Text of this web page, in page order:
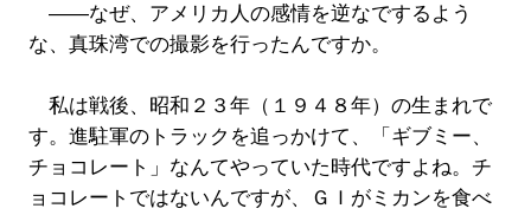
――なぜ、アメリカ人の感情を逆なでするよう
な、真珠湾での撮影を行ったんですか。
私は戦後、昭和２３年（１９４８年）の生まれで
す。進駐軍のトラックを追っかけて、「ギブミー、
チョコレート」なんてやっていた時代ですよね。チ
ョコレートではないんですが、ＧＩがミカンを食べ